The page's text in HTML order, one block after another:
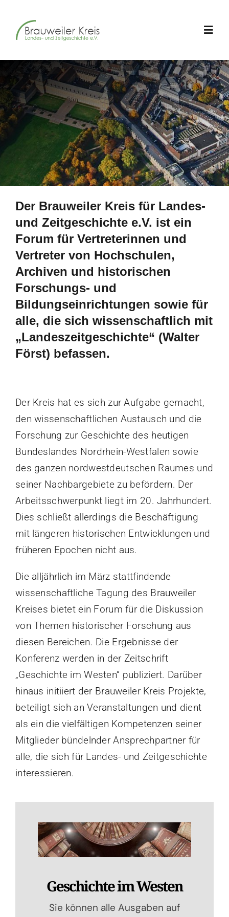
Inhalt
springen
Über uns
Jahrestagungen
Geschichte im Westen
Schriftenreihe
Aktuelles
Der Brauweiler Kreis für Landes-
und Zeitgeschichte e.V. ist ein
Forum für Vertreterinnen und
Vertreter von Hochschulen,
Archiven und historischen
Forschungs- und
Bildungseinrichtungen sowie für
alle, die sich wissenschaftlich mit
„Landeszeitgeschichte“ (Walter
Först) befassen.
Der Kreis hat es sich zur Aufgabe gemacht,
den wissenschaftlichen Austausch und die
Forschung zur Geschichte des heutigen
Bundeslandes Nordrhein-Westfalen sowie
des ganzen nordwestdeutschen Raumes und
seiner Nachbargebiete zu befördern. Der
Arbeitsschwerpunkt liegt im 20. Jahrhundert.
Dies schließt allerdings die Beschäftigung
mit längeren historischen Entwicklungen und
früheren Epochen nicht aus.
Die alljährlich im März stattfindende
wissenschaftliche Tagung des Brauweiler
Kreises bietet ein Forum für die Diskussion
von Themen historischer Forschung aus
diesen Bereichen. Die Ergebnisse der
Konferenz werden in der Zeitschrift
„Geschichte im Westen“ publiziert. Darüber
hinaus initiiert der Brauweiler Kreis Projekte,
beteiligt sich an Veranstaltungen und dient
als ein die vielfältigen Kompetenzen seiner
Mitglieder bündelnder Ansprechpartner für
alle, die sich für Landes- und Zeitgeschichte
interessieren.
Geschichte im Westen
Sie können alle Ausgaben auf